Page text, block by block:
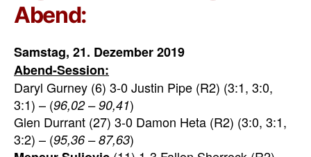
Abend:
Samstag, 21. Dezember 2019
Abend-Session:
Daryl Gurney (6) 3-0 Justin Pipe (R2) (3:1, 3:0,
3:1) – (96,02 – 90,41)
Glen Durrant (27) 3-0 Damon Heta (R2) (3:0, 3:1,
3:2) – (95,36 – 87,63)